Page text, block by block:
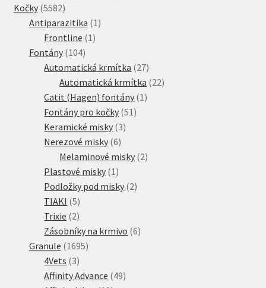
Kočky 55825582
produktů
Antiparazitika 1 1
Frontline 1 1
Fontány 104104
produktů
Automatická krmítka 2727
produktů
Automatická krmítka 2222
Catit (Hagen) fontány 1 1
Fontány pro kočky 51 51
Keramické misky 33
Nerezové misky 66
produktů
Melaminové misky 22
Plastové misky 1 1
produkt
Podložky pod misky 22
TIAKI 55
produktů
Trixie 22
produkty
Zásobníky na krmivo 66
Granule 16951695
4Vets 33
produkty
Affinity Advance 4949